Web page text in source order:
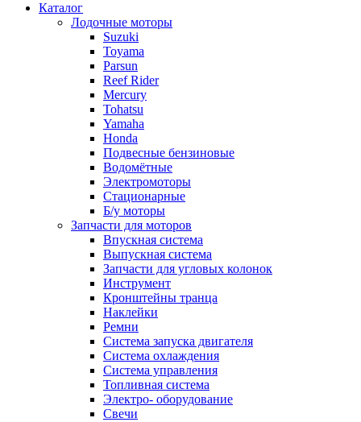
Каталог
Лодочные моторы
Suzuki
Toyama
Parsun
Reef Rider
Mercury
Tohatsu
Yamaha
Honda
Подвесные бензиновые
Водомётные
Электромоторы
Стационарные
Б/у моторы
Запчасти для моторов
Впускная система
Выпускная система
Запчасти для угловых колонок
Инструмент
Кронштейны транца
Наклейки
Ремни
Система запуска двигателя
Система охлаждения
Система управления
Топливная система
Электро- оборудование
Свечи